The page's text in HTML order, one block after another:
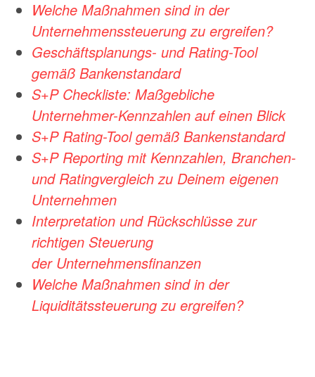
Welche Maßnahmen sind in der
Unternehmenssteuerung zu ergreifen?
Geschäftsplanungs- und Rating-Tool
gemäß Bankenstandard
S+P Checkliste: Maßgebliche
Unternehmer-Kennzahlen auf einen Blick
S+P Rating-Tool gemäß Bankenstandard
S+P Reporting mit Kennzahlen, Branchen-
und Ratingvergleich zu Deinem eigenen
Unternehmen
Interpretation und Rückschlüsse zur
richtigen Steuerung
der Unternehmensfinanzen
Welche Maßnahmen sind in der
Liquiditätssteuerung zu ergreifen?